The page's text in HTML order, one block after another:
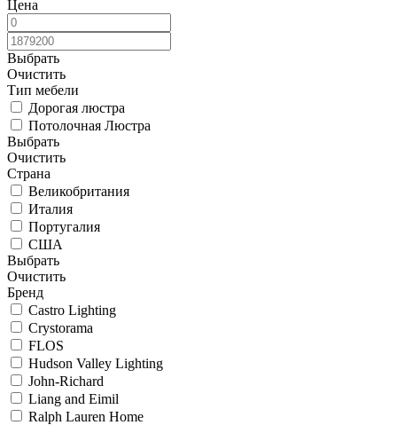
Цена
Выбрать
Очистить
Тип мебели
Дорогая люстра
Потолочная Люстра
Выбрать
Очистить
Страна
Великобритания
Италия
Португалия
США
Выбрать
Очистить
Бренд
Castro Lighting
Crystorama
FLOS
Hudson Valley Lighting
John-Richard
Liang and Eimil
Ralph Lauren Home